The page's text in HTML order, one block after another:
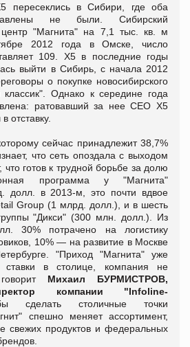
пересеклись в Сибири, где оба
не были. Сибирский
центр "Магнита" на 7,1 тыс. кв. м
2012 года в Омске, число
109. Х5 в последние годы
выйти в Сибирь, с начала 2012
о покупке новосибирского
Однако к середине года
ратовавший за нее СЕО X5
отставку.
сейчас принадлежит 38,7%
что сеть опоздала с выходом
что готов к трудной борьбе за долю
программа у "Магнита"
долл. в 2013-м, это почти вдвое
Group (1 млрд. долл.), и в шесть
"Дикси" (300 млн. долл.). Из
30% потрачено на логистику
10% — на развитие в Москве
"Приход "Магнита" уже
ставки в столице, компания не
Михаил БУРМИСТРОВ,
компании "Infoline-
сделать столичные точки
спешно меняет ассортимент,
свежих продуктов и федеральных